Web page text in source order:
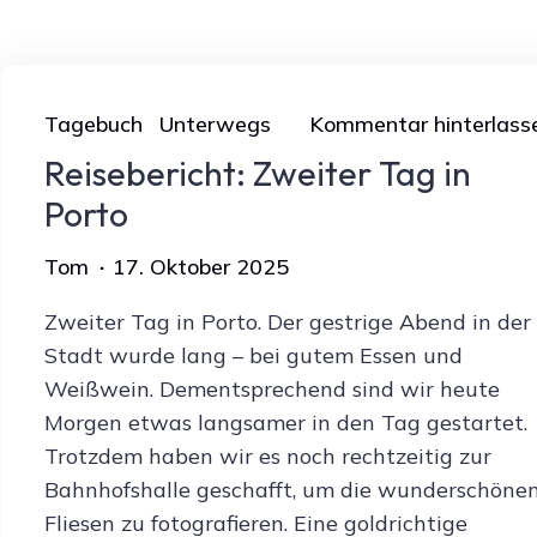
Tagebuch Unterwegs Kommentar
Reisebericht: Zweiter Tag in
Porto
Tom
17. Oktober 2025
Zweiter Tag in Porto. Der gestrige Abend in der
Stadt wurde lang – bei gutem Essen und
Weißwein. Dementsprechend sind wir heute
Morgen etwas langsamer in den Tag gestartet.
Trotzdem haben wir es noch rechtzeitig zur
Bahnhofshalle geschafft, um die
Fliesen zu fotografieren. Eine goldrichtige